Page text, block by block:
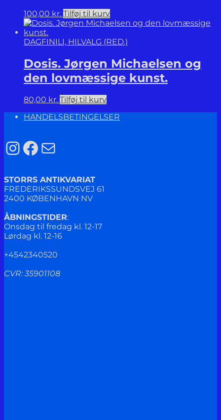
100,00 kr. Tilføj til kurv
DAGFINILI, HILVALG (RED.)
Dosis. Jørgen Michaelsen og
den lovmæssige kunst.
80,00 kr. Tilføj til kurv
HANDELSBETINGELSER
Instagram
Facebook
Mail
STORRS ANTIKVARIAT
FREDERIKSSUNDSVEJ 61
2400 KØBENHAVN NV
ÅBNINGSTIDER:
Onsdag til fredag kl. 12-17
Lørdag kl. 12-16
+4542340520
CVR: 35901108